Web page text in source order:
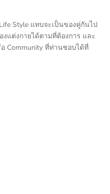
Style แทบจะเป็นของคู่กันไป
แต่งกายได้ตามที่ต้องการ และ
Community ที่ท่านชอบได้ที่